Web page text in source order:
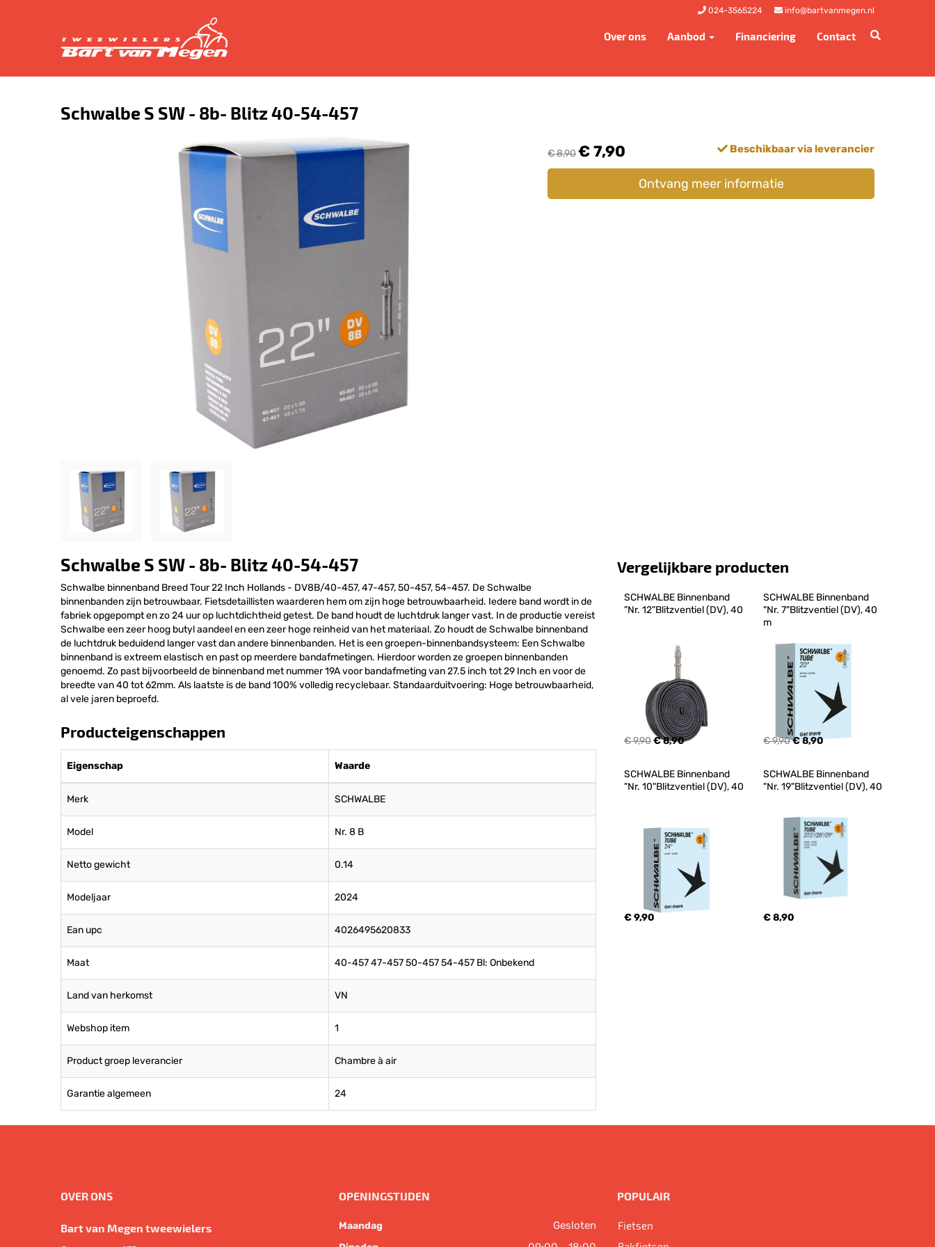
024-3565224 info@bartvanmegen.nl
Over ons Aanbod Financiering Contact
Schwalbe S SW - 8b- Blitz 40-54-457
€ 8,90€ 7,90 Beschikbaar via leverancier
Ontvang meer informatie
Schwalbe S SW - 8b- Blitz 40-54-457
Schwalbe binnenband Breed Tour 22 Inch Hollands - DV8B/40-457, 47-457, 50-457, 54-457. De Schwalbe
binnenbanden zijn betrouwbaar. Fietsdetaillisten waarderen hem om zijn hoge betrouwbaarheid. Iedere band wordt in de
fabriek opgepompt en zo 24 uur op luchtdichtheid getest. De band houdt de luchtdruk langer vast. In de productie vereist
Schwalbe een zeer hoog butyl aandeel en een zeer hoge reinheid van het materiaal. Zo houdt de Schwalbe binnenband
de luchtdruk beduidend langer vast dan andere binnenbanden. Het is een groepen-binnenbandsysteem: Een Schwalbe
binnenband is extreem elastisch en past op meerdere bandafmetingen. Hierdoor worden ze groepen binnenbanden
genoemd. Zo past bijvoorbeeld de binnenband met nummer 19A voor bandafmeting van 27.5 inch tot 29 Inch en voor de
breedte van 40 tot 62mm. Als laatste is de band 100% volledig recyclebaar. Standaarduitvoering: Hoge betrouwbaarheid,
al vele jaren beproefd.
Producteigenschappen
Eigenschap Waarde
Merk SCHWALBE
Model Nr. 8 B
Netto gewicht 0.14
Modeljaar 2024
Ean upc 4026495620833
Maat 40-457 47-457 50-457 54-457 Bl: Onbekend
Land van herkomst VN
Webshop item 1
Product groep leverancier Chambre à air
Garantie algemeen 24
Vergelijkbare producten
SCHWALBE Binnenband
"Nr. 12"Blitzventiel (DV), 40
€ 9,90€ 8,90
SCHWALBE Binnenband
"Nr. 7"Blitzventiel (DV), 40
m
€ 9,90€ 8,90
SCHWALBE Binnenband
"Nr. 10"Blitzventiel (DV), 40
€ 9,90
SCHWALBE Binnenband
"Nr. 19"Blitzventiel (DV), 40
€ 8,90
OVER ONS
Bart van Megen tweewielers
OPENINGSTIJDEN
Maandag Gesloten
POPULAIR
Fietsen